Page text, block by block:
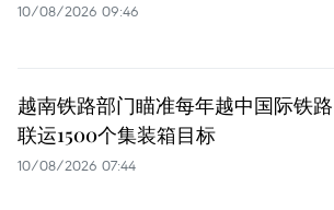
10/08/2026 09:46
越南铁路部门瞄准每年越中国际铁路
联运1500个集装箱目标
10/08/2026 07:44